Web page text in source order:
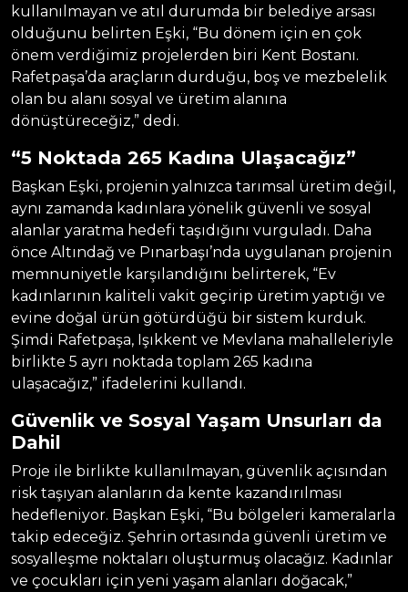
kullanılmayan ve atıl durumda bir belediye arsası
olduğunu belirten Eşki, “Bu dönem için en çok
önem verdiğimiz projelerden biri Kent Bostanı.
Rafetpaşa’da araçların durduğu, boş ve mezbelelik
olan bu alanı sosyal ve üretim alanına
dönüştüreceğiz,” dedi.
“5 Noktada 265 Kadına Ulaşacağız”
Başkan Eşki, projenin yalnızca tarımsal üretim değil,
aynı zamanda kadınlara yönelik güvenli ve sosyal
alanlar yaratma hedefi taşıdığını vurguladı. Daha
önce Altındağ ve Pınarbaşı’nda uygulanan projenin
memnuniyetle karşılandığını belirterek, “Ev
kadınlarının kaliteli vakit geçirip üretim yaptığı ve
evine doğal ürün götürdüğü bir sistem kurduk.
Şimdi Rafetpaşa, Işıkkent ve Mevlana mahalleleriyle
birlikte 5 ayrı noktada toplam 265 kadına
ulaşacağız,” ifadelerini kullandı.
Güvenlik ve Sosyal Yaşam Unsurları da
Dahil
Proje ile birlikte kullanılmayan, güvenlik açısından
risk taşıyan alanların da kente kazandırılması
hedefleniyor. Başkan Eşki, “Bu bölgeleri kameralarla
takip edeceğiz. Şehrin ortasında güvenli üretim ve
sosyalleşme noktaları oluşturmuş olacağız. Kadınlar
ve çocukları için yeni yaşam alanları doğacak,”